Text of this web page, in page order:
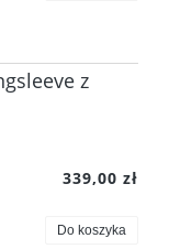
z
339,00 zł
Do koszyka